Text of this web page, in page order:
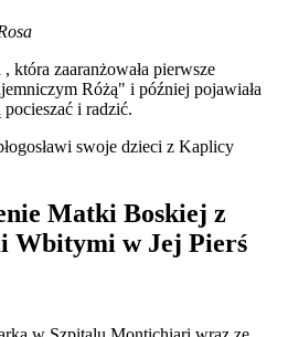
, która zaaranżowała pierwsze
Różą" i później pojawiała
i radzić.
swoje dzieci z Kaplicy
Matki Boskiej z
Wbitymi w Jej Pierś